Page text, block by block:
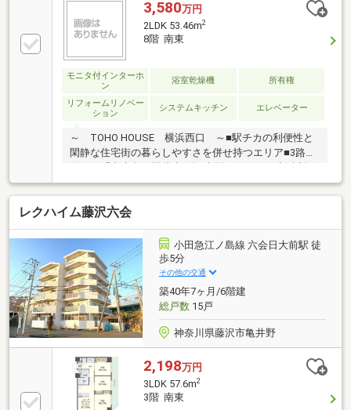
3,580万円
2LDK 53.46m2
8階 南東
モニタ付インターホ
ン
浴室乾燥機 所有権
リフォームリノベー
ション
システムキッチン エレベーター
～ TOHO HOUSE 横浜西口 ～■駅チカの利便性と
閑静な住宅街の暮らしやすさを併せ持つエリア■3路線
施設、教育施設が身近に揃った暮らしに寄り添う好環
境■開放感のある景色を楽しめる8階部分の明るいお部
屋■フルリノベーションにより生まれ変わった快適な
住空間、新築感覚で気持ちよく新生活をスタートでき
ます■廊下にもたっぷりと収納を確保しております■暮
らしやすさに寄り添った充実の設備・仕様で彩りのあ
る快適な毎日をご見学のご希望、資料請求、ご質問な
どなど、お気軽にまずはお問い合わせください♪【フ
リーダイヤル： 0120-821-930 】
レクハイム藤沢六会
小田急江ノ島線 六会日大前駅 徒
歩5分
その他の交通
築40年7ヶ月/6階建
総戸数15戸
神奈川県藤沢市亀井野
2,198万円
3LDK 57.6m2
3階 南東